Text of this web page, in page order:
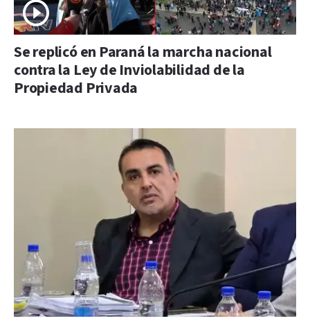
Se replicó en Paraná la marcha nacional
contra la Ley de Inviolabilidad de la
Propiedad Privada